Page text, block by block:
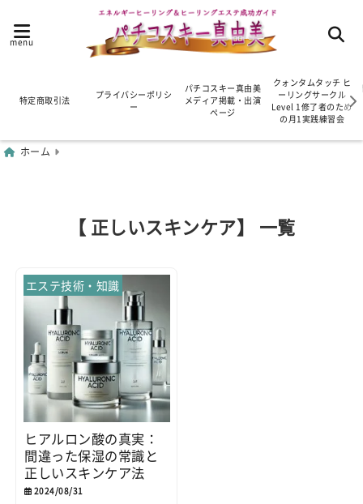
menu
特定商取引法
プライバシーポリシ
ー
パチコスキー真由美
メディア掲載・出演
ページ
クォンタムタッチ ヒ
ーリングサークル
Level 1修了者のため
の月1実践練習会
ホーム
【 正しいスキンケア】 一覧
エステ技術・知識
ヒアルロン酸の真実：
間違った保湿の常識と
正しいスキンケア法
2024/08/31